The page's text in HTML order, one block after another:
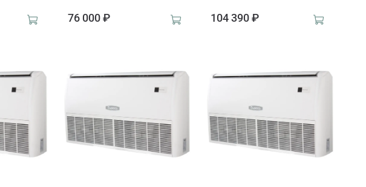
76 000 ₽ 104 390 ₽